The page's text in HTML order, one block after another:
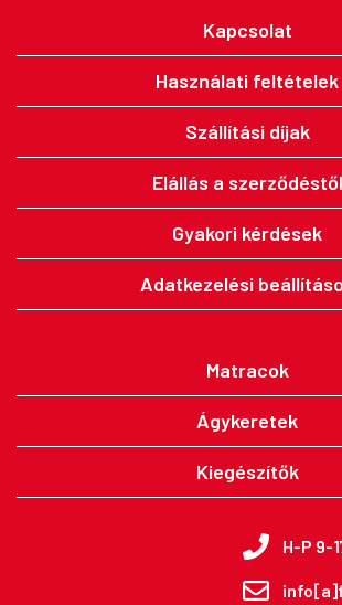
Kapcsolat
Használati feltételek
Szállítási díjak
Elállás a szerződéstől
Gyakori kérdések
Adatkezelési
Matracok
Ágykeretek
Kiegészítők
H-P 9-